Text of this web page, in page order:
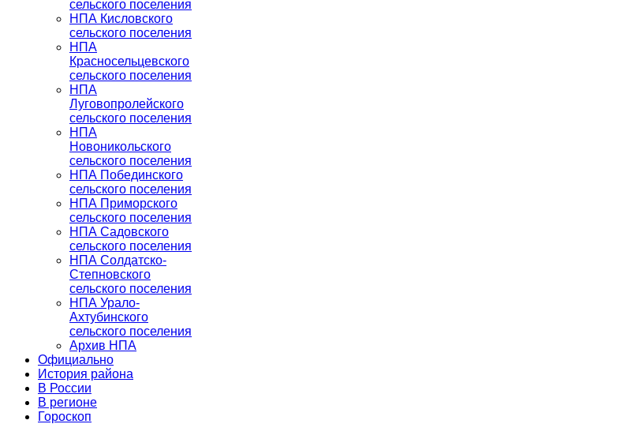
сельского поселения
НПА Кисловского
сельского поселения
НПА
Красносельцевского
сельского поселения
НПА
Луговопролейского
сельского поселения
НПА
Новоникольского
сельского поселения
НПА Побединского
сельского поселения
НПА Приморского
сельского поселения
НПА Садовского
сельского поселения
НПА Солдатско-
Степновского
сельского поселения
НПА Урало-
Ахтубинского
сельского поселения
Архив НПА
Официально
История района
В России
В регионе
Гороскоп